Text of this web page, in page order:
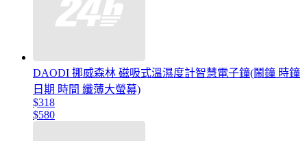
DAODI 挪威森林 磁吸式溫濕度計智慧電子鐘(鬧鐘 時鐘
日期 時間 纖薄大螢幕)
$318
$580